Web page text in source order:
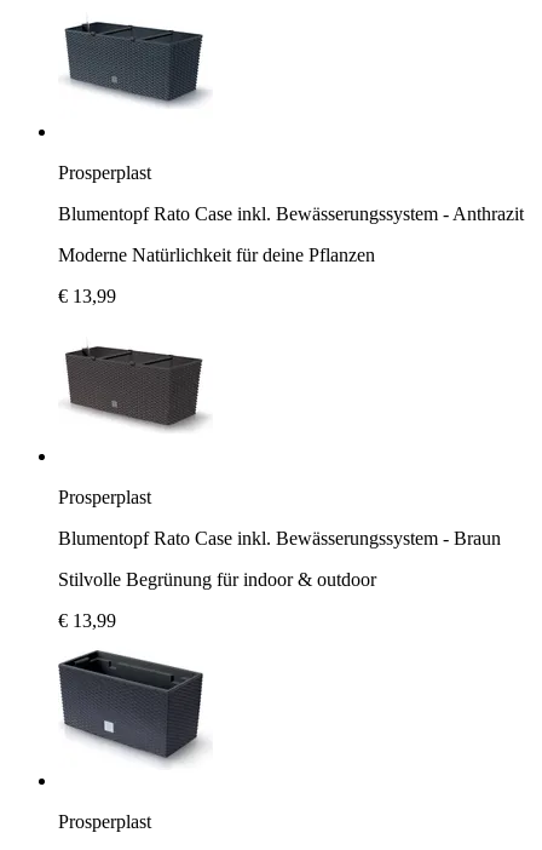
Prosperplast
Blumentopf Rato Case inkl. Bewässerungssystem - Anthrazit
Moderne Natürlichkeit für deine Pflanzen
€ 13,99
Prosperplast
Blumentopf Rato Case inkl. Bewässerungssystem - Braun
Stilvolle Begrünung für indoor & outdoor
€ 13,99
Prosperplast